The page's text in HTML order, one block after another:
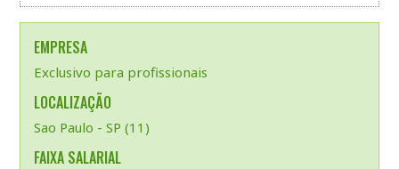
EMPRESA
Exclusivo para profissionais
LOCALIZAÇÃO
Sao Paulo - SP (11)
FAIXA SALARIAL